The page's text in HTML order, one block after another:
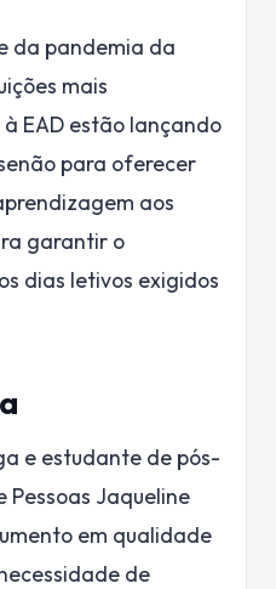
da pandemia da
mais
EAD estão lançando
para oferecer
aos
garantir o
dias letivos exigidos
e estudante de pós-
Jaqueline
em qualidade
de